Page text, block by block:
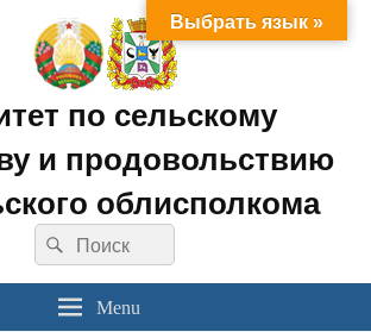
по сельскому
и продовольствию
облисполкома
Search
for:
Search
Menu
Выбрать язык »